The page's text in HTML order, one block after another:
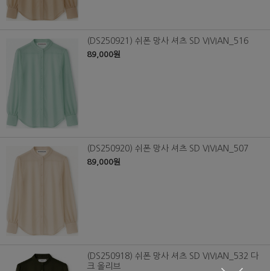
(DS250921) 쉬폰 망사 셔츠 SD VIVIAN_516
89,000원
(DS250920) 쉬폰 망사 셔츠 SD VIVIAN_507
89,000원
(DS250918) 쉬폰 망사 셔츠 SD VIVIAN_532 다
크 올리브